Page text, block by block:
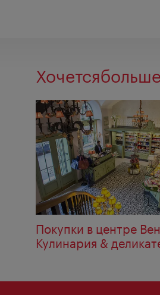
Покупки в центре
Кулинария &